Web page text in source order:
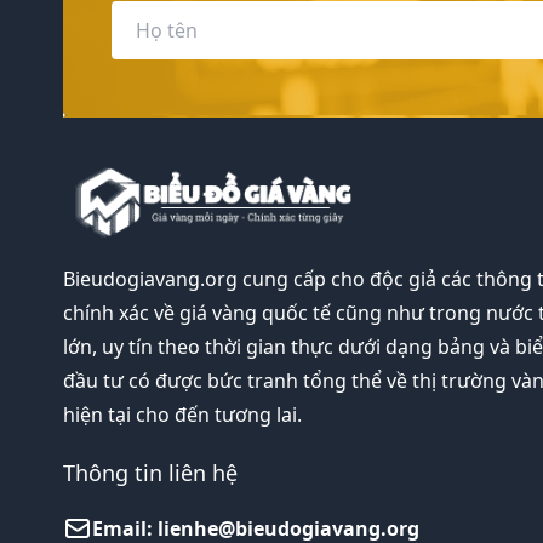
Bieudogiavang.org cung cấp cho độc giả các thông
chính xác về giá vàng quốc tế cũng như trong nước
lớn, uy tín theo thời gian thực dưới dạng bảng và
đầu tư có được bức tranh tổng thể về thị trường
hiện tại cho đến tương lai.
Thông tin liên hệ
Email: lienhe@bieudogiavang.org